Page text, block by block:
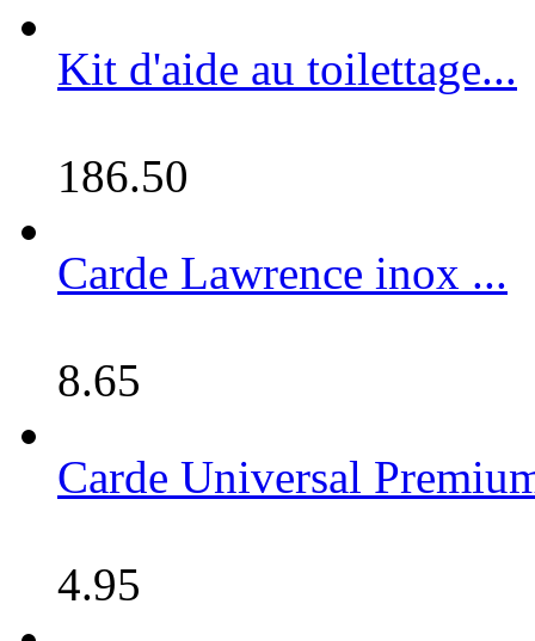
Kit d'aide au toilettage...
186.50
Carde Lawrence inox ...
8.65
Carde Universal
4.95